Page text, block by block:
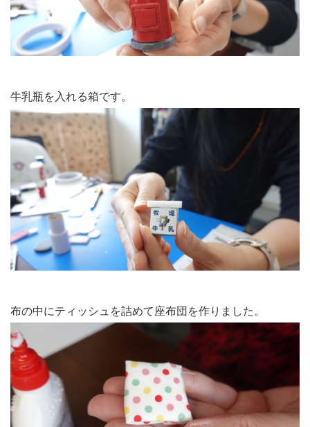
牛乳瓶を入れる箱です。
布の中にティッシュを詰めて座布団を作りました。